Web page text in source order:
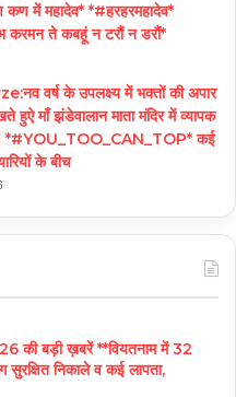
में महादेव* *#हरहरमहादेव*
करमन ते कबहूं न टरौं न डरौं*
वर्ष के उपलक्ष्य में भक्तों की अपार
हुऐ माँ झंडेवालान माता मंदिर में व्यापक
*#YOU_TOO_CAN_TOP* कई
के बीच
बड़ी ख़बरें **वियतनाम में 32
सुरक्षित निकाले व कई लापता,